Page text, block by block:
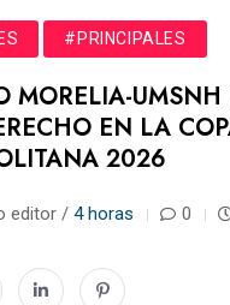
#PRINCIPALES
MORELIA-
EN LA
2026
editor / 4 horas 0